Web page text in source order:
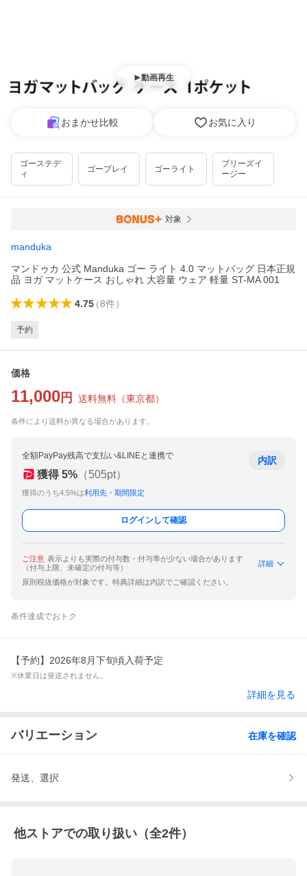
動画再生
おまかせ比較 お気に入り
ゴーステデ
ィ
ゴープレイ ゴーライト
ブリーズイ
ージー
対象
manduka
マンドゥカ 公式 Manduka ゴー ライト 4.0 マットバッグ 日本正規
品 ヨガ マットケース おしゃれ 大容量 ウェア 軽量 ST-MA 001
4.75（8件）
予約
価格
11,000 円 送料無料 （東京都）
条件により送料が異なる場合があります。
全額PayPay残高で支払い&LINEと連携で
獲得 5% （505pt）
獲得のうち4.5%は利用先・期間限定
内訳
ログインして確認
ご注意 表示よりも実際の付与数・付与率が少ない場合があります
（付与上限、未確定の付与等）
詳細
原則税抜価格が対象です。特典詳細は内訳でご確認ください。
条件達成でおトク
【予約】2026年8月下旬頃入荷予定
※休業日は発送されません。
詳細を見る
バリエーション 在庫を確認
発送、選択
他ストアでの取り扱い（全2件）